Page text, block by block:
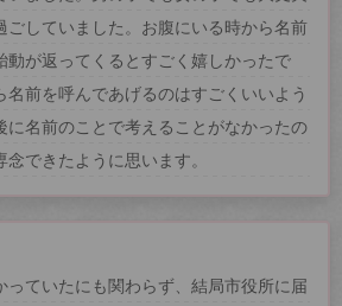
ごしていました。お腹にいる時から名前
動が返ってくるとすごく嬉しかったで
名前を呼んであげるのはすごくいいよう
に名前のことで考えることがなかったの
できたように思います。
っていたにも関わらず、結局市役所に届